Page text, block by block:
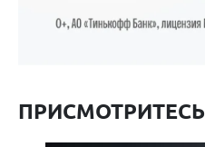
ПРИСМОТРИТЕСЬ